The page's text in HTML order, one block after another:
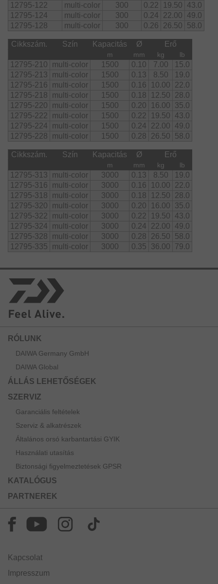
12795-122
multi-color 300 0.22 19.50
43.0
12795-124
multi-color 300 0.24 22.00
49.0
12795-128
multi-color 300 0.26 26.50 58.0
Cikkszám. Szín Kapacitás Ø Erő
m mm kg lb
12795-210 multi-color 1500 0.10 7.00
15.0
12795-213
multi-color 1500 0.13 8.50
19.0
12795-216
multi-color 1500 0.16 10.00
22.0
12795-218
multi-color 1500 0.18 12.50
28.0
12795-220
multi-color 1500 0.20 16.00
35.0
12795-222
multi-color 1500 0.22 19.50
43.0
12795-224
multi-color 1500 0.24 22.00
49.0
12795-228
multi-color 1500 0.28 26.50 58.0
Cikkszám. Szín Kapacitás Ø Erő
m mm kg lb
12795-313 multi-color 3000 0.13 8.50
19.0
12795-316
multi-color 3000 0.16 10.00
22.0
12795-318
multi-color 3000 0.18 12.50
28.0
12795-320
multi-color 3000 0.20 16.00
35.0
12795-322
multi-color 3000 0.22 19.50
43.0
12795-324
multi-color 3000 0.24 22.00
49.0
12795-328
multi-color 3000 0.28 26.50
58.0
12795-335
multi-color 3000 0.35 36.00 79.0
RÓLUNK
DAIWA Germany GmbH
DAIWA Global
ÁLLÁS LEHETŐSÉGEK
SZERVIZ
Garanciális feltételek
Szerviz & alkatrészek
Általános orsó karbantartási GYIK
Használati utasítás
Biztonsági figyelmeztetések GPSR
KATALÓGUS
PARTNEREK
Kapcsolat
Impresszum